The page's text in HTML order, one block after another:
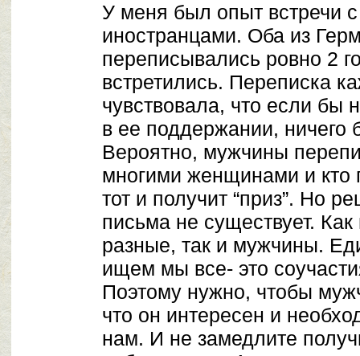
У меня был опыт встречи
иностранцами. Оба из
переписывались ровно 2
встретились. Переписка
чувствовала, что если бы
в ее поддержании,
Вероятно, мужчины
многими женщинами и кто
тот и получит “приз”. Но
письма не существует.
разные, так и мужчины.
ищем мы все- это
Поэтому нужно, чтобы
что он интересен и
нам. И не замедлите